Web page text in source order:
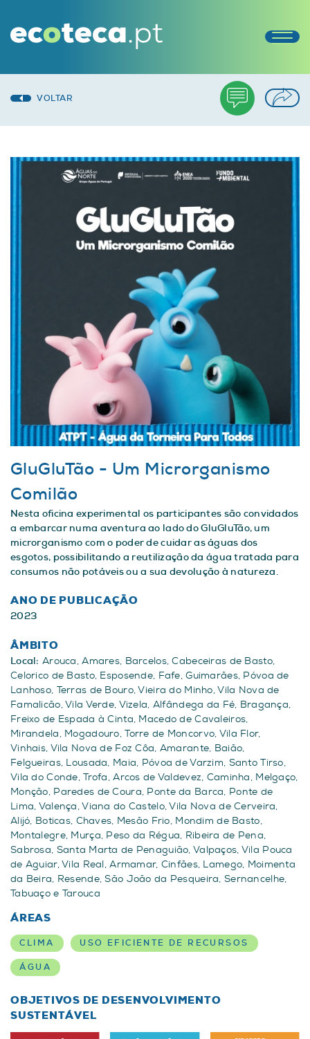
VOLTAR
GluGluTão - Um Microrganismo
Comilão
Nesta oficina experimental os participantes são convidados
a embarcar numa aventura ao lado do GluGluTão, um
microrganismo com o poder de cuidar as águas dos
esgotos, possibilitando a reutilização da água tratada para
consumos não potáveis ou a sua devolução à natureza.
ANO DE PUBLICAÇÃO
2023
ÂMBITO
Local: Arouca, Amares, Barcelos, Cabeceiras de Basto,
Celorico de Basto, Esposende, Fafe, Guimarães, Póvoa de
Lanhoso, Terras de Bouro, Vieira do Minho, Vila Nova de
Famalicão, Vila Verde, Vizela, Alfândega da Fé, Bragança,
Freixo de Espada à Cinta, Macedo de Cavaleiros,
Mirandela, Mogadouro, Torre de Moncorvo, Vila Flor,
Vinhais, Vila Nova de Foz Côa, Amarante, Baião,
Felgueiras, Lousada, Maia, Póvoa de Varzim, Santo Tirso,
Vila do Conde, Trofa, Arcos de Valdevez, Caminha, Melgaço,
Monção, Paredes de Coura, Ponte da Barca, Ponte de
Lima, Valença, Viana do Castelo, Vila Nova de Cerveira,
Alijó, Boticas, Chaves, Mesão Frio, Mondim de Basto,
Montalegre, Murça, Peso da Régua, Ribeira de Pena,
Sabrosa, Santa Marta de Penaguião, Valpaços, Vila Pouca
de Aguiar, Vila Real, Armamar, Cinfães, Lamego, Moimenta
da Beira, Resende, São João da Pesqueira, Sernancelhe,
Tabuaço e Tarouca
ÁREAS
CLIMA USO EFICIENTE DE RECURSOS
ÁGUA
OBJETIVOS DE DESENVOLVIMENTO
SUSTENTÁVEL